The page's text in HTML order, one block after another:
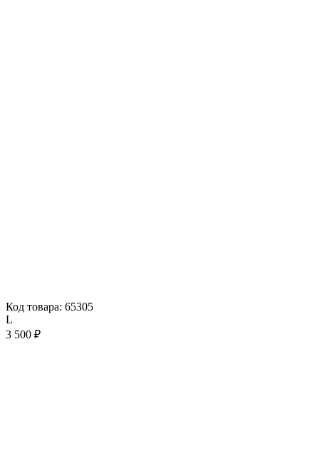
Код товара: 65305
L
3 500 ₽